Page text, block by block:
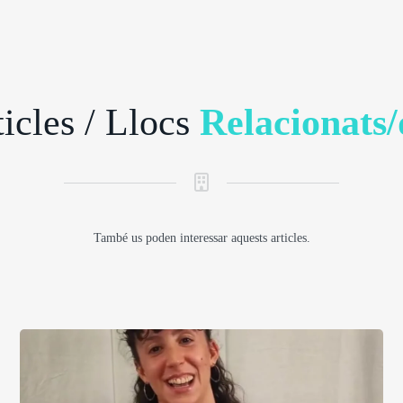
/ Llocs Relacionats/
També us poden interessar aquests articles.